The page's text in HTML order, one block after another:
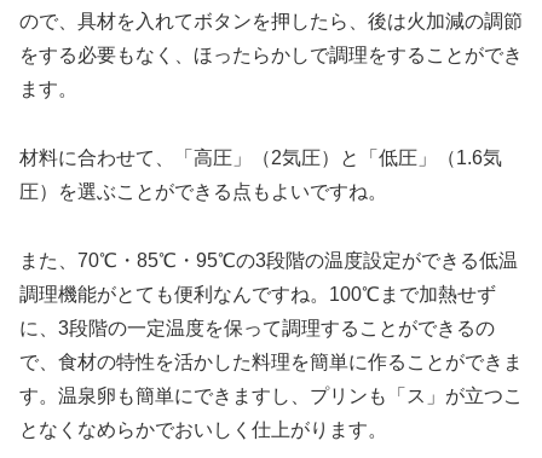
ので、具材を入れてボタンを押したら、後は火加減の調節
をする必要もなく、ほったらかしで調理をすることができ
ます。
材料に合わせて、「高圧」（2気圧）と「低圧」（1.6気
圧）を選ぶことができる点もよいですね。
また、70℃・85℃・95℃の3段階の温度設定ができる低温
調理機能がとても便利なんですね。100℃まで加熱せず
に、3段階の一定温度を保って調理することができるの
で、食材の特性を活かした料理を簡単に作ることができま
す。温泉卵も簡単にできますし、プリンも「ス」が立つこ
となくなめらかでおいしく仕上がります。